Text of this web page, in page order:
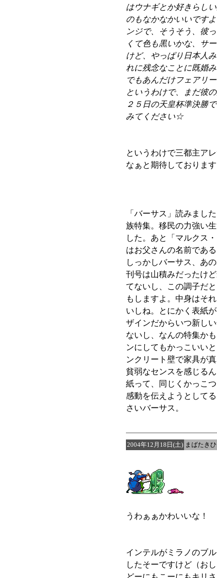
はウナギとか好きらし
のもなかなかいいです
ンジで、そうそう、彼
くて色も黒いかな、サ
けど、やっぱり日本人
れに残念なことに既婚
でもあんだけフェアリ
というわけで、まだ彼
２５日の天皇杯準決勝
みてください☆
というわけで三都主ア
なぁと期待しておりま
「バーサス」読みまし
族特集。移民の力強い
した。あと「マルクス
はお父さんの名前であ
しっかしバーサス、あ
刊号は山積みだったけ
てないし、この調子だ
もしますよ。中身はそ
いしね。とにかく表紙
ザインだからいつ新し
ないし、なんの特集か
ンにしてもかっこいい
ンクリート壁で家具が
貧弱なセンスを感じる
紙って、同じくかっこ
感動を伝えようとして
さいバーサス。
2004年12月18日(土) まばたき
うわぁぁかわいいな！
インテルがミラノのブ
したそーですけど（お